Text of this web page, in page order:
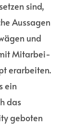
sind,
Aussagen
und
Mitarbei­
erarbeiten.
ein
das
geboten